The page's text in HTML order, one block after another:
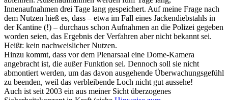
Innenaufnahmen drei Tage lang gespeichert. Auf meine Frage nach
dem Nutzen hieß es, dass – etwa im Fall eines Jackendiebstahls in
der Kantine (!) – durchaus schon Aufnahmen an die Polizei gegeben
worden seien, das Ergebnis der Verfahren aber nicht bekannt sei.
Heißt: kein nachweislicher Nutzen.
Hinzu kommt, dass vor dem Plenarsaal eine Dome-Kamera
angebracht ist, die außer Funktion sei. Dennoch soll sie nicht
abmontiert werden, um das davon ausgehende Überwachungsgefühl
zu beenden, weil das verbleibende Loch nicht gut aussehe!
Auch ist seit 2003 ein aus meiner Sicht überzogenes